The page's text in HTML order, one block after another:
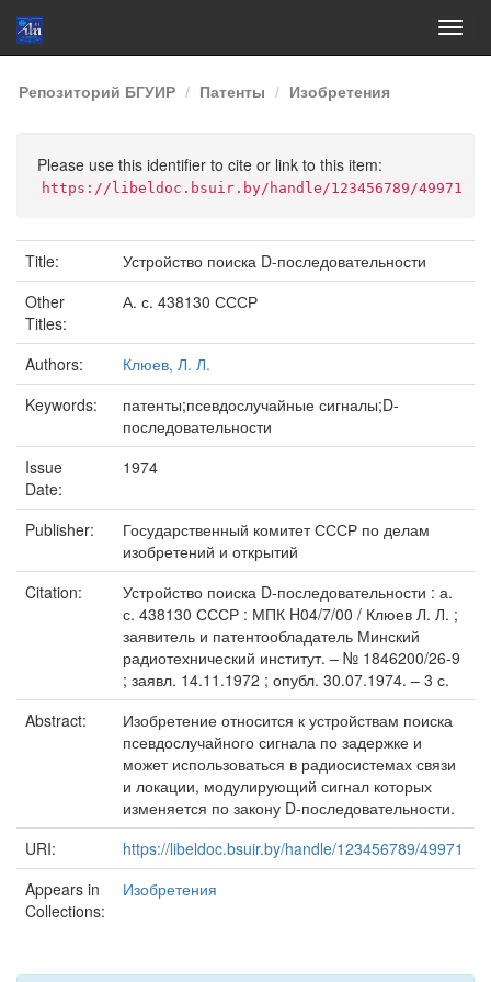
Skip
navigation
Репозиторий БГУИР Патенты Изобретения
Please use this identifier to cite or link to this item:
https://libeldoc.bsuir.by/handle/123456789/49971
Title:
Устройство поиска D-последовательности
Other
Titles:
А. с. 438130 СССР
Authors:
Клюев, Л. Л.
Keywords:
патенты;псевдослучайные сигналы;D-
последовательности
Issue
Date:
1974
Publisher:
Государственный комитет СССР по делам
изобретений и открытий
Citation:
Устройство поиска D-последовательности : а.
с. 438130 СССР : МПК H04/7/00 / Клюев Л. Л. ;
заявитель и патентообладатель Минский
радиотехнический институт. – № 1846200/26-9
; заявл. 14.11.1972 ; опубл. 30.07.1974. – 3 с.
Abstract:
Изобретение относится к устройствам поиска
псевдослучайного сигнала по задержке и
может использоваться в радиосистемах связи
и локации, модулирующий сигнал которых
изменяется по закону D-последовательности.
URI:
https://libeldoc.bsuir.by/handle/123456789/49971
Appears in
Collections:
Изобретения